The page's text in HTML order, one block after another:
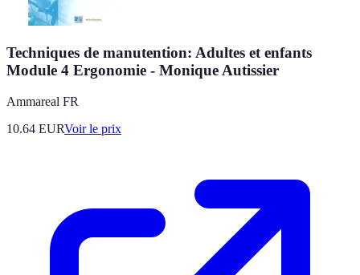
Techniques de manutention: Adultes et enfants
Module 4 Ergonomie - Monique Autissier
Ammareal FR
10.64 EURVoir le prix